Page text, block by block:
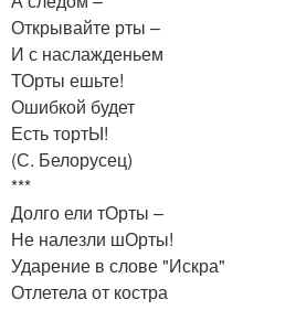
Открывайте рты –
И с наслажденьем
ТОрты ешьте!
Ошибкой будет
Есть тортЫ!
(С. Белорусец)
***
Долго ели тОрты –
Не налезли шОрты!
Ударение в слове "Искра"
Отлетела от костра